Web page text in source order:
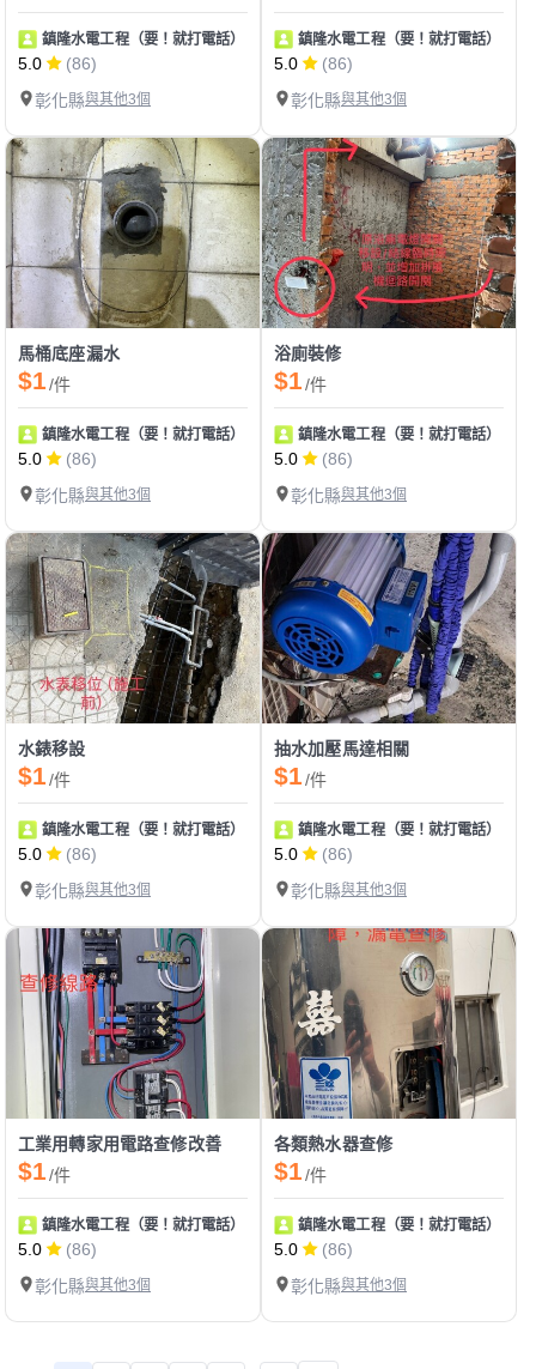
鎮隆水電工程（要！就打電話）
5.0
(86)
彰化縣與其他3個
鎮隆水電工程（要！就打電話）
5.0
(86)
彰化縣與其他3個
馬桶底座漏水
$1/件
鎮隆水電工程（要！就打電話）
5.0
(86)
彰化縣與其他3個
浴廁裝修
$1/件
鎮隆水電工程（要！就打電話）
5.0
(86)
彰化縣與其他3個
水錶移設
$1/件
鎮隆水電工程（要！就打電話）
5.0
(86)
彰化縣與其他3個
抽水加壓馬達相關
$1/件
鎮隆水電工程（要！就打電話）
5.0
(86)
彰化縣與其他3個
工業用轉家用電路查修改善
$1/件
鎮隆水電工程（要！就打電話）
5.0
(86)
彰化縣與其他3個
各類熱水器查修
$1/件
鎮隆水電工程（要！就打電話）
5.0
(86)
彰化縣與其他3個